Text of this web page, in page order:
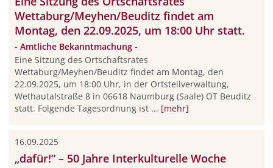
Wettaburg/Meyhen/Beuditz findet am
Montag, den 22.09.2025, um 18:00 Uhr statt.
- Amtliche Bekanntmachung -
Eine Sitzung des Ortschaftsrates
Wettaburg/Meyhen/Beuditz findet am Montag, den
22.09.2025, um 18:00 Uhr, in der Ortsteilverwaltung,
Wethautalstraße 8 in 06618 Naumburg (Saale) OT Beuditz
statt. Folgende Tagesordnung ist ... [mehr]
16.09.2025
„dafür!“ – 50 Jahre Interkulturelle Woche